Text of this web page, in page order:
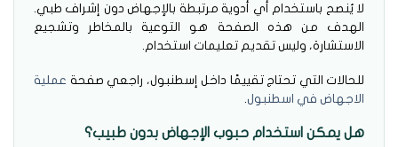
لا يُنصح باستخدام أي أدوية مرتبطة بالإجهاض دون إشراف طبي.
الهدف من هذه الصفحة هو التوعية بالمخاطر وتشجيع
الاستشارة، وليس تقديم تعليمات استخدام.
للحالات التي تحتاج تقييمًا داخل إسطنبول، راجعي صفحةعملية
الاجهاض في اسطنبول .
هل يمكن استخدام حبوب الإجهاض بدون طبيب؟